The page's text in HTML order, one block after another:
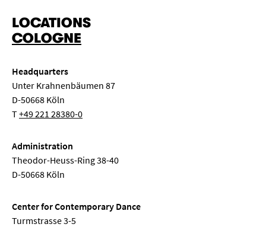
LOCATIONS
COLOGNE
Headquarters
Unter Krahnenbäumen 87
D-50668 Köln
T+49 221 28380-0
Administration
Theodor-Heuss-Ring 38-40
D-50668 Köln
Center for Contemporary Dance
Turmstrasse 3-5